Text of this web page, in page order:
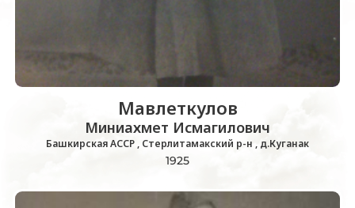
Мавлеткулов
Миниахмет Исмагилович
Башкирская АССР , Стерлитамакский р-н , д.Куганак
1925